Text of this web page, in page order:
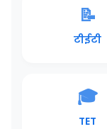
📝
टीईटी
🎓
TET